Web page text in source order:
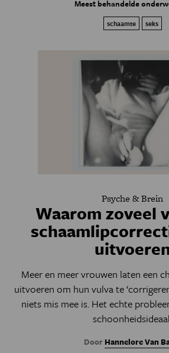
Meest behandelde
schaamte seks
Psyche & Brein
Waarom zoveel
Meer en meer vrouwen laten een
uitvoeren om hun vulva te
niets mis mee is. Het echte
Door Hannelore Van